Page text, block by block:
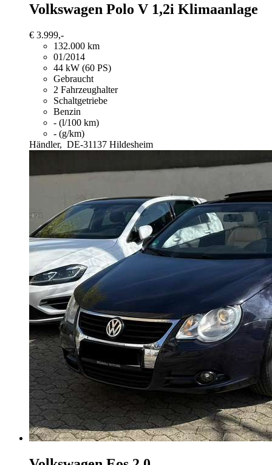
Volkswagen Polo V 1,2i Klimaanlage
€ 3.999,-
132.000 km
01/2014
44 kW (60 PS)
Gebraucht
2 Fahrzeughalter
Schaltgetriebe
Benzin
- (l/100 km)
- (g/km)
Händler, DE-31137 Hildesheim